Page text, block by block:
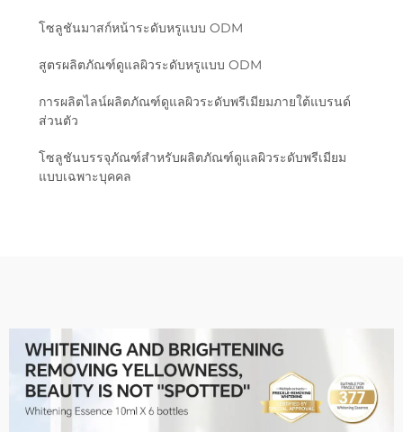
โซลูชันมาสก์หน้าระดับหรูแบบ ODM
สูตรผลิตภัณฑ์ดูแลผิวระดับหรูแบบ ODM
การผลิตไลน์ผลิตภัณฑ์ดูแลผิวระดับพรีเมียมภายใต้แบรนด์
ส่วนตัว
โซลูชันบรรจุภัณฑ์สำหรับผลิตภัณฑ์ดูแลผิวระดับพรีเมียม
แบบเฉพาะบุคคล